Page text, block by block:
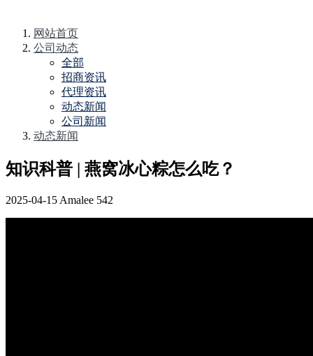
网站首页
公司动态
全部
招商资讯
代理资讯
动态新闻
公司新闻
动态新闻
知识科普 | 燕窝冰心粽怎么吃？
2025-04-15 Amalee 542